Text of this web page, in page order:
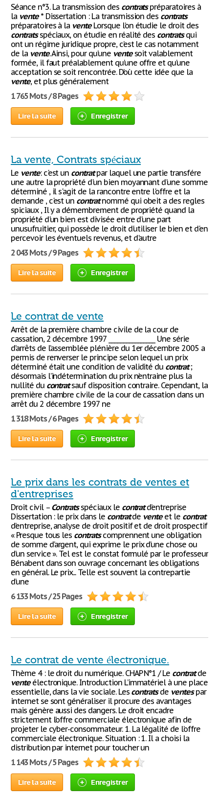
Séance n°3. La transmission des contratspréparatoires à
la vente* Dissertation : La transmission des contrats
préparatoires à la venteLorsque l’on étudie le droit des
contratsspéciaux, on étudie en réalité des contratsqui
ont un régime juridique propre, c’est le cas notamment
de la vente. Ainsi, pour qu’une ventesoit valablement
formée, il faut préalablement qu’une offre et qu’une
acceptation se soit rencontrée. D’où cette idée que la
vente, et plus généralement
1 765 Mots / 8 Pages
Lire la suite Enregistrer
La vente, Contrats spéciaux
Le vente: c'est un contratpar laquel une partie transfére
une autre la propriété d'un bien moyannant d'une somme
déterminé , il s'agit de la rancontre entre l'offre et la
demande , c'est un contratnommé qui obeit a des regles
spiciaux , Il y a démembrement de propriété quand la
propriété d'un bien est divisée entre d'une part
unusufruitier, qui possède le droit d'utiliser le bien et d'en
percevoir les éventuels revenus, et d'autre
2 043 Mots / 9 Pages
Lire la suite Enregistrer
Le contrat de vente
Arrêt de la première chambre civile de la cour de
cassation, 2 décembre 1997 ________________ Une série
d’arrêts de l’assemblée plénière du 1er décembre 2005 a
permis de renverser le principe selon lequel un prix
déterminé était une condition de validité du contrat;
désormais l’indétermination du prix n’entraine plus la
nullité du contratsauf disposition contraire. Cependant, la
première chambre civile de la cour de cassation dans un
arrêt du 2 décembre 1997 ne
1 318 Mots / 6 Pages
Lire la suite Enregistrer
Le prix dans les contrats de ventes et
d'entreprises
Droit civil – Contratsspéciaux le contratd’entreprise
Dissertation : le prix dans le contratde venteet le contrat
d’entreprise, analyse de droit positif et de droit prospectif
« Presque tous les contratscomprennent une obligation
de somme d’argent, qui exprime le prix d’une chose ou
d’un service ». Tel est le constat formulé par le professeur
Bénabent dans son ouvrage concernant les obligations
en général. Le prix... Telle est souvent la contrepartie
d’une
6 133 Mots / 25 Pages
Lire la suite Enregistrer
Le contrat de vente électronique.
Thème 4 : le droit du numérique. CHAP N°1 / Le contratde
venteélectronique. Introduction L’immatériel à une place
essentielle, dans la vie sociale. Les contratsde ventespar
internet se sont généraliser il procure des avantages
mais génère aussi des dangers. Le droit encadre
strictement l’offre commerciale électronique afin de
projeter le cyber-consommateur. 1. La légalité de l’offre
commerciale électronique. Situation : 1. Il a choisi la
distribution par internet pour toucher un
1 143 Mots / 5 Pages
Lire la suite Enregistrer